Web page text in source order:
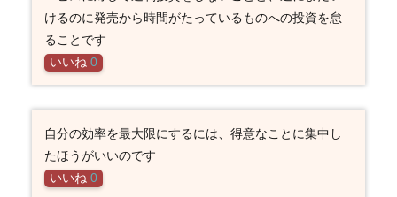
けるのに発売から時間がたっているものへの投資を怠
ることです
いいね 0
自分の効率を最大限にするには、得意なことに集中し
たほうがいいのです
いいね 0